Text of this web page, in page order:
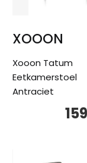
XOOON
Xooon Tatum
Eetkamerstoel
Antraciet